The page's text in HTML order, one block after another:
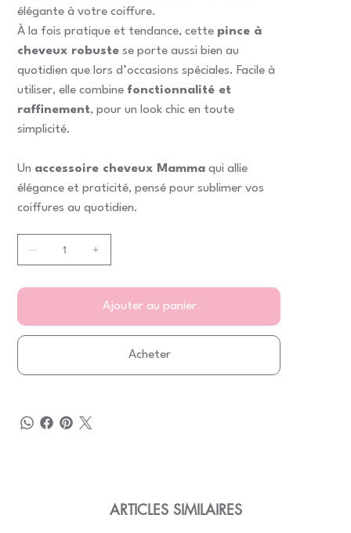
élégante à votre coiffure.
À la fois pratique et tendance, cette pince à
cheveux robuste se porte aussi bien au
quotidien que lors d’occasions spéciales. Facile à
utiliser, elle combine fonctionnalité et
raffinement, pour un look chic en toute
simplicité.
Un accessoire cheveux Mamma qui allie
élégance et praticité, pensé pour sublimer vos
coiffures au quotidien.
Ajouter au panier
Acheter
ARTICLES SIMILAIRES